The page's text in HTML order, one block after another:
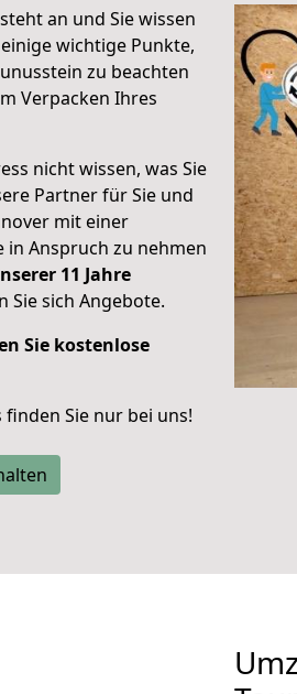
an und Sie wissen
wichtige Punkte,
zu beachten
Verpacken Ihres
nicht wissen, was Sie
Partner für Sie und
mit einer
in Anspruch zu nehmen
11 Jahre
Sie sich Angebote.
Sie kostenlose
finden Sie nur bei uns!